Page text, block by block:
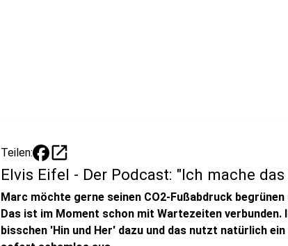
Teilen: open_in_new
Elvis Eifel - Der Podcast: "Ich mache
Marc möchte gerne seinen CO2-Fußabdruck
Das ist im Moment schon mit Wartezeiten verbunden.
bisschen 'Hin und Her' dazu und das nutzt natürlich